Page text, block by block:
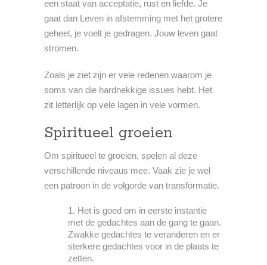
een staat van acceptatie, rust en liefde. Je
gaat dan Leven in afstemming met het grotere
geheel, je voelt je gedragen. Jouw leven gaat
stromen.
Zoals je ziet zijn er vele redenen waarom je
soms van die hardnekkige issues hebt. Het
zit letterlijk op vele lagen in vele vormen.
Spiritueel groeien
Om spiritueel te groeien, spelen al deze
verschillende niveaus mee. Vaak zie je wel
een patroon in de volgorde van transformatie.
Het is goed om in eerste instantie
met de gedachtes aan de gang te gaan.
Zwakke gedachtes te veranderen en er
sterkere gedachtes voor in de plaats te
zetten.